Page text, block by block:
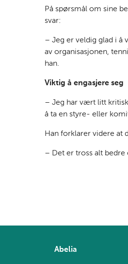
På spørsmål om sine
svar:
– Jeg er veldig glad i å
av organisasjonen,
han.
Viktig å engasjere seg
– Jeg har vært litt
å ta en styre- eller
Han forklarer videre at
– Det er tross alt bedre
Abelia